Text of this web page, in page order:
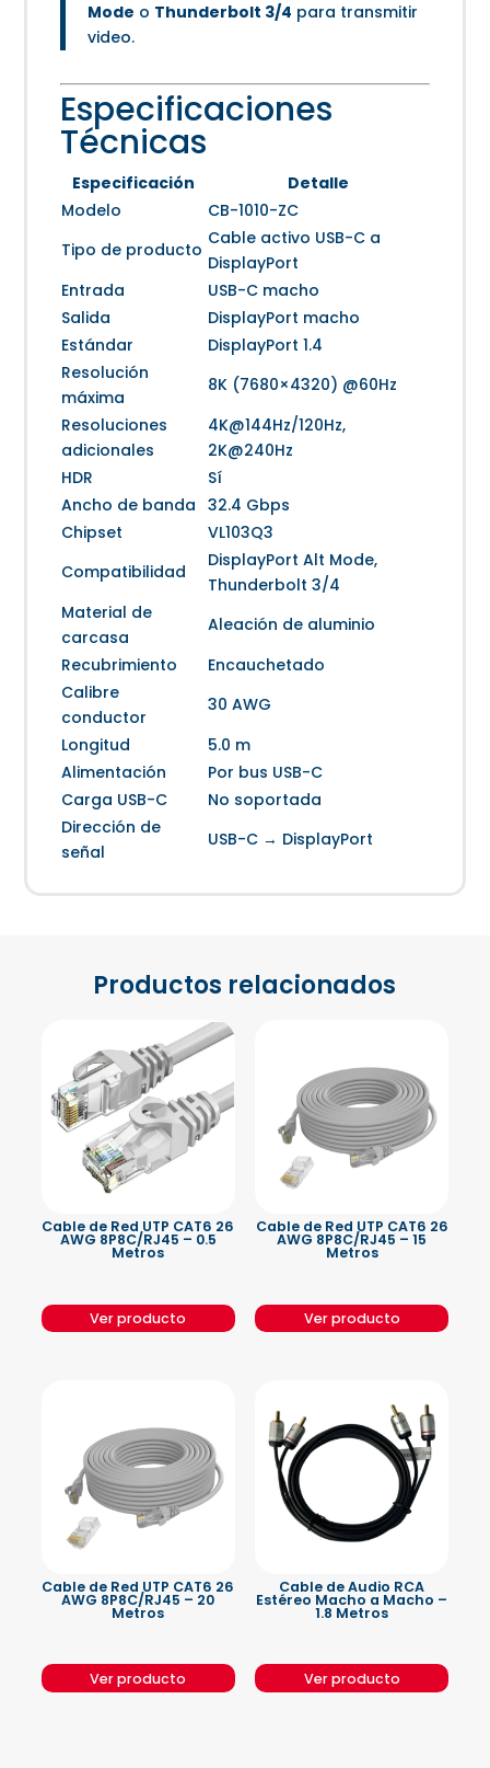
Mode o Thunderbolt 3/4 para transmitir
video.
Especificaciones
Técnicas
Especificación
Detalle
Modelo
CB-1010-ZC
Tipo de producto
Cable activo USB-C a
DisplayPort
Entrada
USB-C macho
Salida
DisplayPort macho
Estándar
DisplayPort 1.4
Resolución
máxima
8K (7680×4320) @60Hz
Resoluciones
adicionales
4K@144Hz/120Hz,
2K@240Hz
HDR
Sí
Ancho de banda
32.4 Gbps
Chipset
VL103Q3
Compatibilidad
DisplayPort Alt Mode,
Thunderbolt 3/4
Material de
carcasa
Aleación de aluminio
Recubrimiento
Encauchetado
Calibre
conductor
30 AWG
Longitud
5.0 m
Alimentación
Por bus USB-C
Carga USB-C
No soportada
Dirección de
señal
USB-C → DisplayPort
Productos relacionados
Cable de Red UTP CAT6 26
AWG 8P8C/RJ45 – 0.5
Metros
Ver producto
Cable de Red UTP CAT6 26
AWG 8P8C/RJ45 – 15
Metros
Ver producto
Cable de Red UTP CAT6 26
AWG 8P8C/RJ45 – 20
Metros
Ver producto
Cable de Audio RCA
Estéreo Macho a Macho –
1.8 Metros
Ver producto